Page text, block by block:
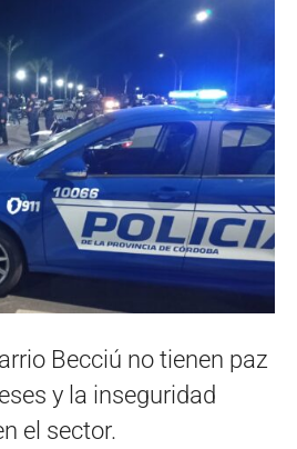
Becciú no tienen paz
y la inseguridad
el sector.